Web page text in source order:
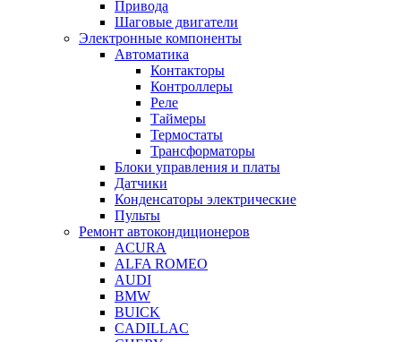
Привода
Шаговые двигатели
Электронные компоненты
Автоматика
Контакторы
Контроллеры
Реле
Таймеры
Термостаты
Трансформаторы
Блоки управления и платы
Датчики
Конденсаторы электрические
Пульты
Ремонт автокондиционеров
ACURA
ALFA ROMEO
AUDI
BMW
BUICK
CADILLAC